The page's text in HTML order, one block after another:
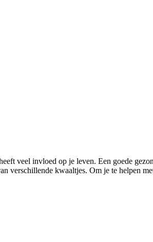
veel invloed op je leven. Een goede
verschillende kwaaltjes. Om je te helpen